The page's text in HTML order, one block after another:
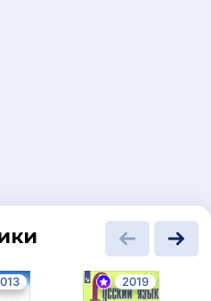
2019